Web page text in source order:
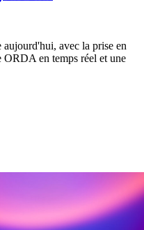
avec la prise en
ORDA en temps réel et une